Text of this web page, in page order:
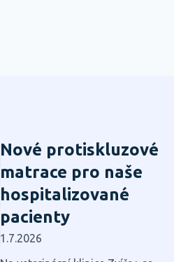
Nové protiskluzové
matrace pro naše
hospitalizované
pacienty
1.7.2026